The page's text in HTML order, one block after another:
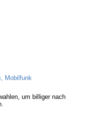
Mobilfunk
um billiger nach